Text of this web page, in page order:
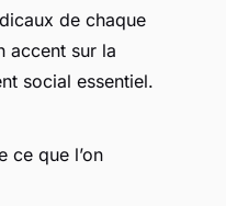
de chaque
accent sur la
social essentiel.
ce que l’on